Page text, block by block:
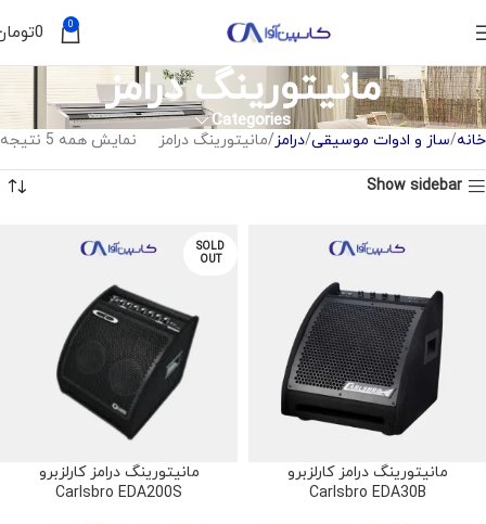
0
0
مانیتورینگ درامز
Categories
خانه ساز و ادوات موسیقی درامز مانیتورینگ درامز نمایش همه 5 نتیجه
Show sidebar
مانیتورینگ درامز کارلزبرو
Carlsbro EDA30B
SOLD
OUT
مانیتورینگ درامز کارلزبرو
Carlsbro EDA200S